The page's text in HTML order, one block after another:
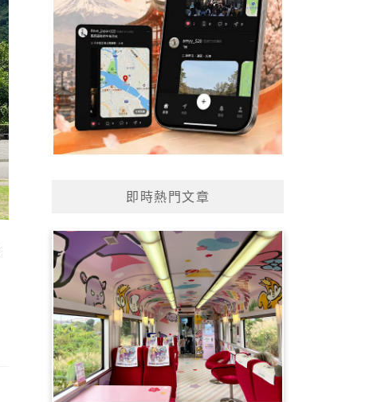
即時熱門文章